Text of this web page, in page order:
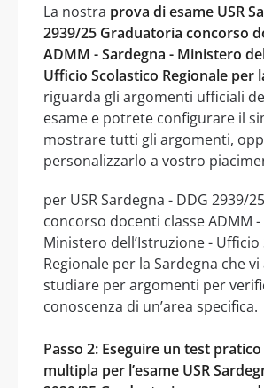
La nostra prova di esame USR
2939/25 Graduatoria concorso
ADMM - Sardegna - Ministero
Ufficio Scolastico Regionale per
riguarda gli argomenti ufficiali
esame e potrete configurare il
mostrare tutti gli argomenti,
personalizzarlo a vostro
per USR Sardegna - DDG 2939/
concorso docenti classe ADMM -
Ministero dell’Istruzione - Ufficio
Regionale per la Sardegna che
studiare per argomenti per
conoscenza di un’area specifica.
Passo 2: Eseguire un test
multipla per l’esame USR